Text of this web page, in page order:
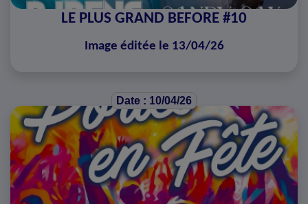
LE PLUS GRAND BEFORE #10
Image éditée le 13/04/26
Date : 10/04/26